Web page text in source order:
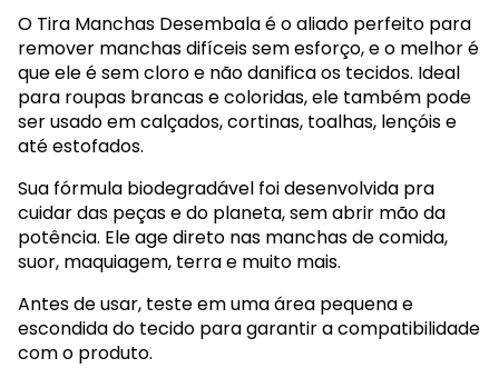
O Tira Manchas Desembala é o aliado perfeito para
remover manchas difíceis sem esforço, e o melhor é
que ele é sem cloro e não danifica os tecidos. Ideal
para roupas brancas e coloridas, ele também pode
ser usado em calçados, cortinas, toalhas, lençóis e
até estofados.
Sua fórmula biodegradável foi desenvolvida pra
cuidar das peças e do planeta, sem abrir mão da
potência. Ele age direto nas manchas de comida,
suor, maquiagem, terra e muito mais.
Antes de usar, teste em uma área pequena e
escondida do tecido para garantir a compatibilidade
com o produto.